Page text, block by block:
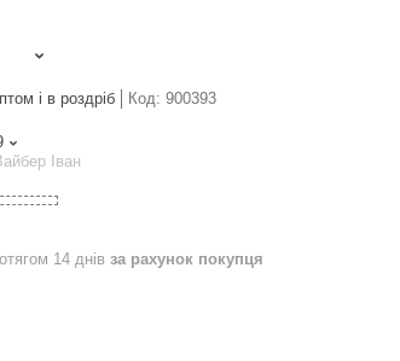
і в роздріб Код: 900393
Іван
14 днів за рахунок покупця